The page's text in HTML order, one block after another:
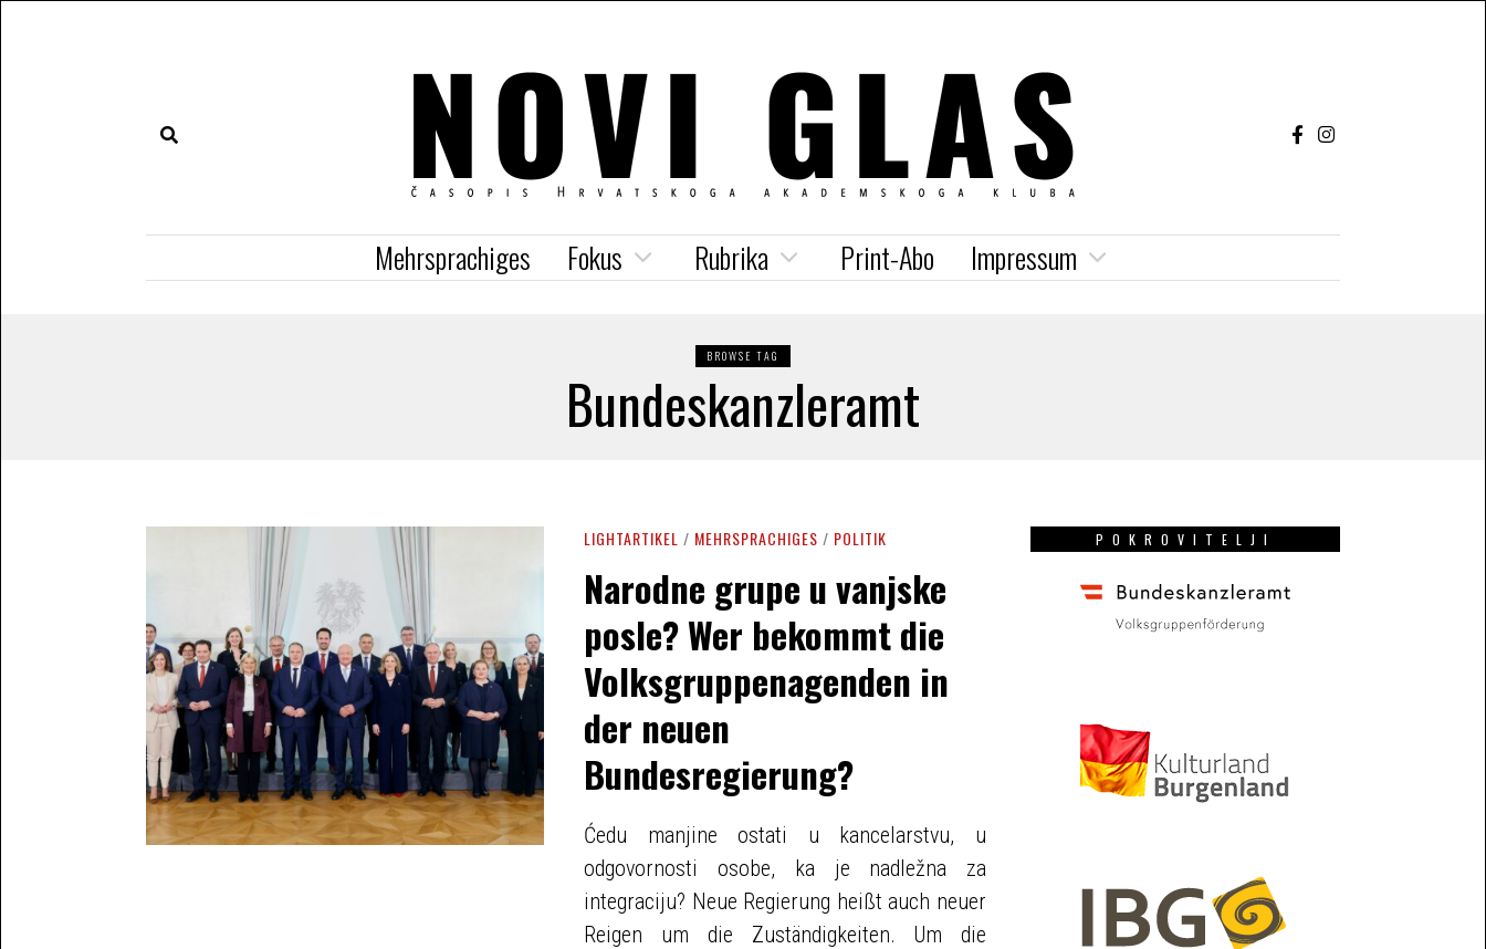
Mehrsprachiges Fokus Rubrika Print-Abo Impressum
BROWSE TAG
Bundeskanzleramt
LIGHTARTIKEL / MEHRSPRACHIGES / POLITIK
Narodne grupe u vanjske
posle? Wer bekommt die
Volksgruppenagenden in
der neuen
Bundesregierung?
Ćedu manjine ostati u kancelarstvu, u
odgovornosti osobe, ka je nadležna za
integraciju? Neue Regierung heißt auch neuer
Reigen um die Zuständigkeiten. Um die
POKROVITELJI